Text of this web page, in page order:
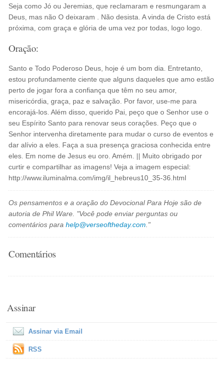
Seja como Jó ou Jeremias, que reclamaram e resmungaram a
Deus, mas não O deixaram . Não desista. A vinda de Cristo está
próxima, com graça e glória de uma vez por todas, logo logo.
Oração:
Santo e Todo Poderoso Deus, hoje é um bom dia. Entretanto,
estou profundamente ciente que alguns daqueles que amo estão
perto de jogar fora a confiança que têm no seu amor,
misericórdia, graça, paz e salvação. Por favor, use-me para
encorajá-los. Além disso, querido Pai, peço que o Senhor use o
seu Espírito Santo para renovar seus corações. Peço que o
Senhor intervenha diretamente para mudar o curso de eventos e
dar alívio a eles. Faça a sua presença graciosa conhecida entre
eles. Em nome de Jesus eu oro. Amém. || Muito obrigado por
curtir e compartilhar as imagens! Veja a imagem especial:
http://www.iluminalma.com/img/il_hebreus10_35-36.html
Os pensamentos e a oração do Devocional Para Hoje são de
autoria de Phil Ware. "Você pode enviar perguntas ou
comentários parahelp@verseoftheday.com ."
Comentários
Assinar
Assinar via Email
RSS